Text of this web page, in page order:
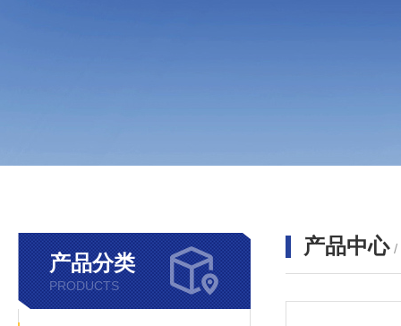
产品分类
PRODUCTS
产品中心 /